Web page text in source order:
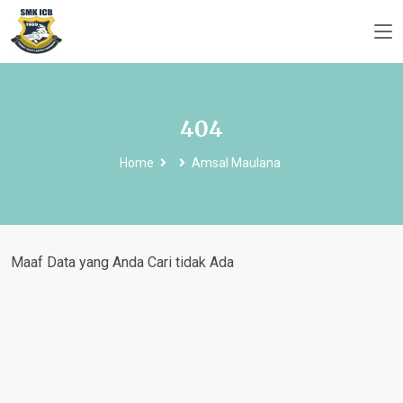
404
Home Amsal Maulana
Maaf Data yang Anda Cari tidak Ada